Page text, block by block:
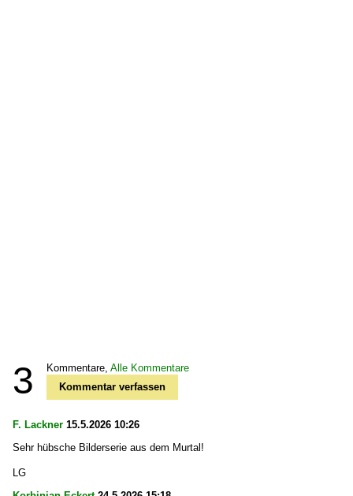
3 Kommentare, Alle Kommentare
Kommentar verfassen
F. Lackner 15.5.2026 10:26
Sehr hübsche Bilderserie aus dem Murtal!
LG